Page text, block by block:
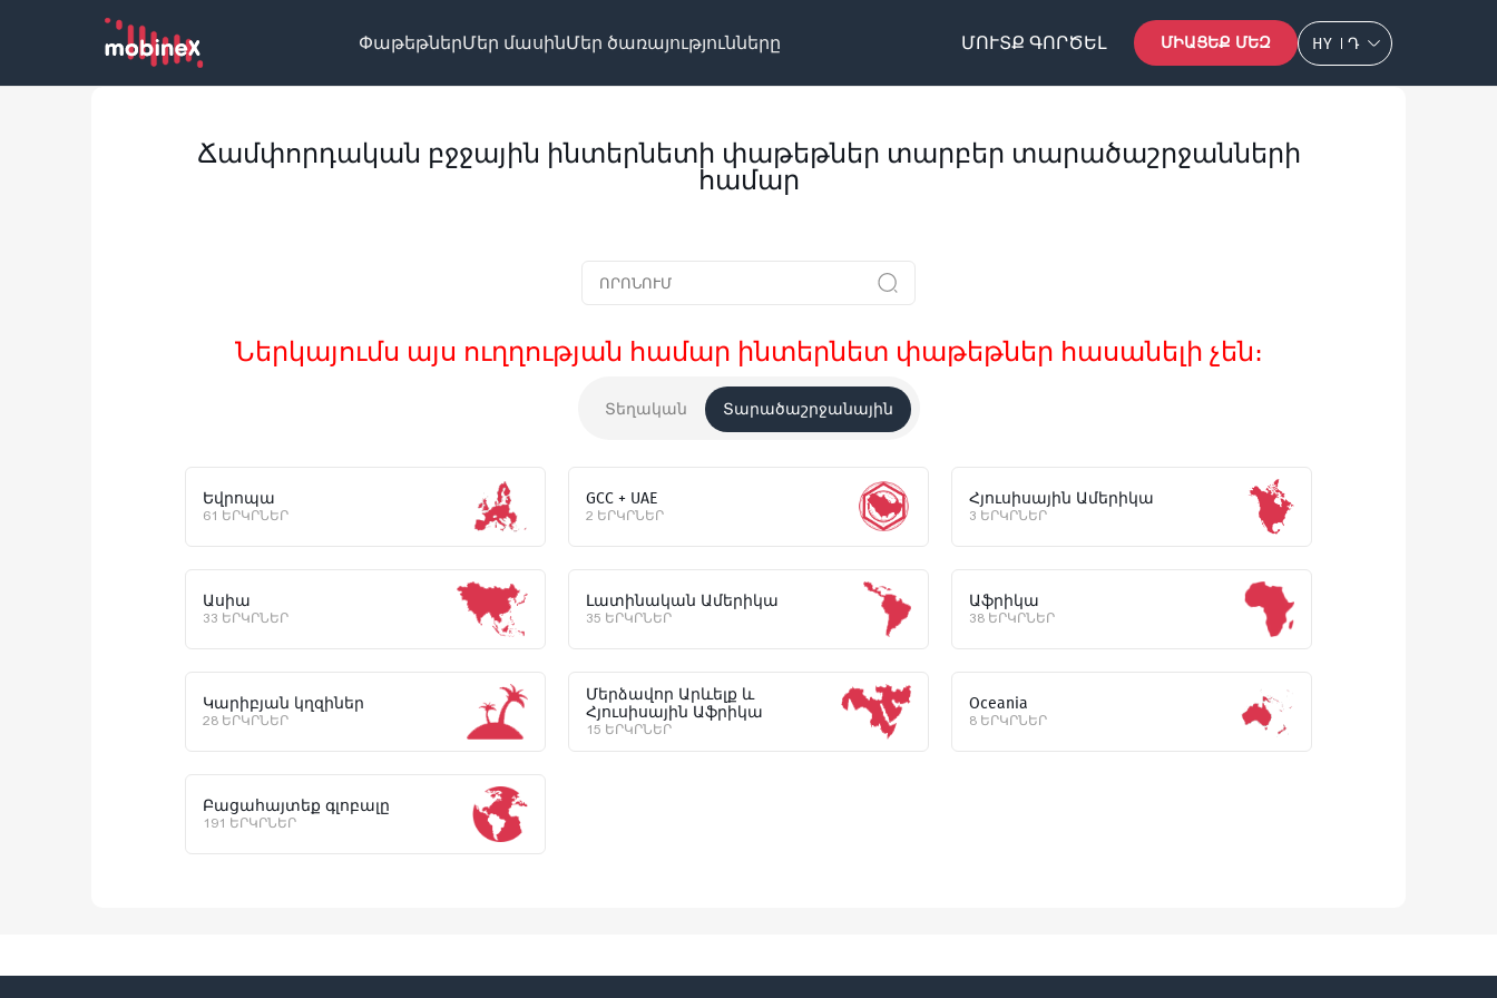
ՓաթեթներՄեր մասինՄեր ծառայությունները ՄՈՒՏՔ ԳՈՐԾԵԼ ՄԻԱՑԵՔ ՄԵԶ HY Դ
Ճամփորդական բջջային ինտերնետի փաթեթներ տարբեր տարածաշրջանների
համար
Ներկայումս այս ուղղության համար ինտերնետ փաթեթներ հասանելի չեն։
Տեղական Տարածաշրջանային
Եվրոպա
61 ԵՐԿՐՆԵՐ
GCC + UAE
2 ԵՐԿՐՆԵՐ
Հյուսիսային Ամերիկա
3 ԵՐԿՐՆԵՐ
Ասիա
33 ԵՐԿՐՆԵՐ
Լատինական Ամերիկա
35 ԵՐԿՐՆԵՐ
Աֆրիկա
38 ԵՐԿՐՆԵՐ
Կարիբյան կղզիներ
28 ԵՐԿՐՆԵՐ
Մերձավոր Արևելք և
Հյուսիսային Աֆրիկա
15 ԵՐԿՐՆԵՐ
Oceania
8 ԵՐԿՐՆԵՐ
Բացահայտեք գլոբալը
191 ԵՐԿՐՆԵՐ